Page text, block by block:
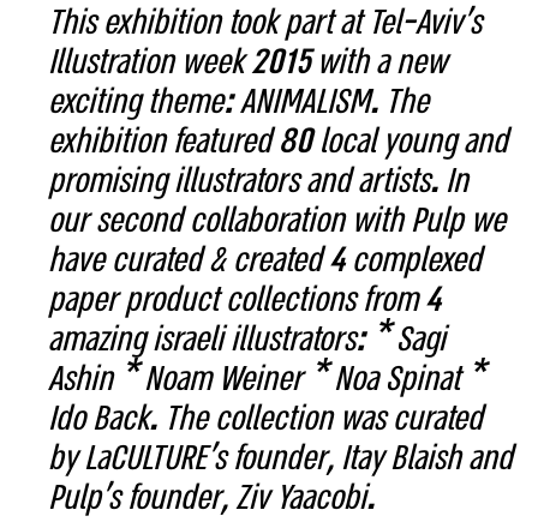
This exhibition took part at Tel-Aviv’s
Illustration week 2015 with a new
exciting theme: ANIMALISM. The
exhibition featured 80 local young and
promising illustrators and artists. In
our second collaboration with Pulp we
have curated & created 4 complexed
paper product collections from 4
amazing israeli illustrators: * Sagi
Ashin * Noam Weiner * Noa Spinat *
Ido Back. The collection was curated
by LaCULTURE’s founder, Itay Blaish and
Pulp’s founder, Ziv Yaacobi.